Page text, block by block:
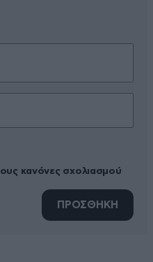
κανόνες σχολιασμού
ΠΡΟΣΘΗΚΗ